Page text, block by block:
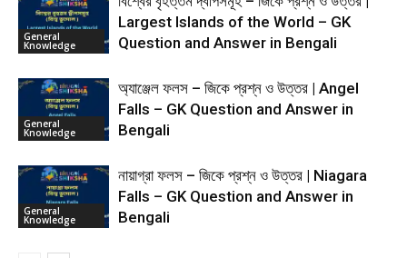
General
Knowledge
Largest Islands of the World – GK
Question and Answer in Bengali
General
Knowledge
অ্যাঞ্জেল ফলস – জিকে প্রশ্ন ও উত্তর | Angel
Falls – GK Question and Answer in
Bengali
General
Knowledge
নায়াগ্রা ফলস – জিকে প্রশ্ন ও উত্তর | Niagara
Falls – GK Question and Answer in
Bengali